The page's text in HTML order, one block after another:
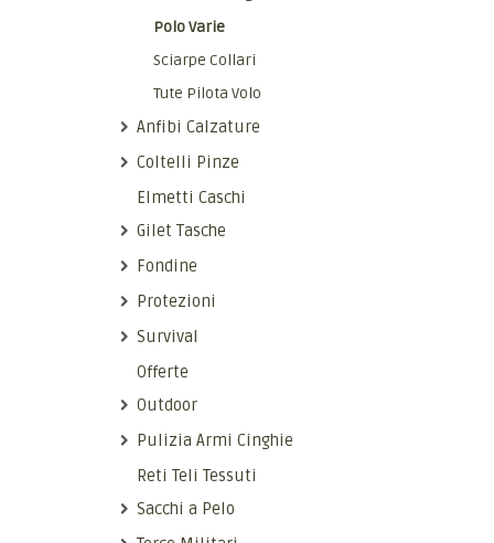
Polo Varie
Sciarpe Collari
Tute Pilota Volo
Anfibi Calzature
Coltelli Pinze
Elmetti Caschi
Gilet Tasche
Fondine
Protezioni
Survival
Offerte
Outdoor
Pulizia Armi Cinghie
Reti Teli Tessuti
Sacchi a Pelo